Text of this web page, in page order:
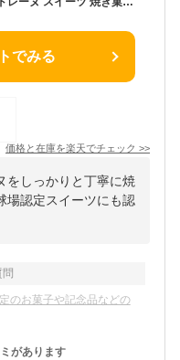
でみる
価格と在庫を楽天でチェック >>
をしっかりと丁寧に焼
場認定スイーツにも認
問
のお菓子や記念品などの
があります